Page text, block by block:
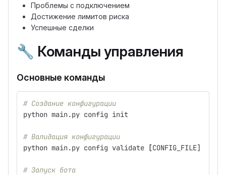
Проблемы с подключением
Достижение лимитов риска
Успешные сделки
🔧 Команды управления
Основные команды
# Создание конфигурации
python main.py config init
# Валидация конфигурации
python main.py config validate
[CONFIG_FILE]
# Запуск бота